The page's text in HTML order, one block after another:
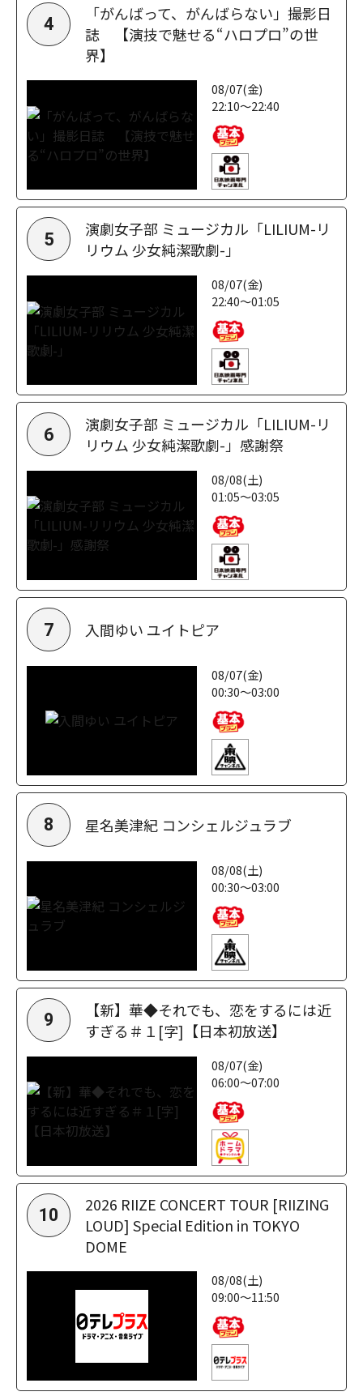
4
「がんばって、がんばらない」撮影日
誌 【演技で魅せる“ハロプロ”の世
界】
08/07(金)
22:10～22:40
5
演劇女子部 ミュージカル「LILIUM-リ
リウム 少女純潔歌劇-」
08/07(金)
22:40～01:05
6
演劇女子部 ミュージカル「LILIUM-リ
リウム 少女純潔歌劇-」感謝祭
08/08(土)
01:05～03:05
7 入間ゆい ユイトピア
08/07(金)
00:30～03:00
8 星名美津紀 コンシェルジュラブ
08/08(土)
00:30～03:00
9
【新】華◆それでも、恋をするには近
すぎる＃１[字]【日本初放送】
08/07(金)
06:00～07:00
10
2026 RIIZE CONCERT TOUR [RIIZING
LOUD] Special Edition in TOKYO
DOME
08/08(土)
09:00～11:50